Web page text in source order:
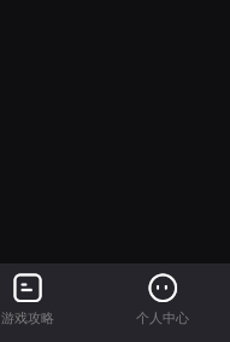
游戏攻略 个人中心